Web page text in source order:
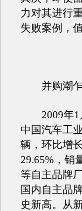
力对其进行
失败案例，
并购潮
2009年1
中国汽车工
辆，环比增
29.65%，销
等自主品牌
国内自主品
史新高。从